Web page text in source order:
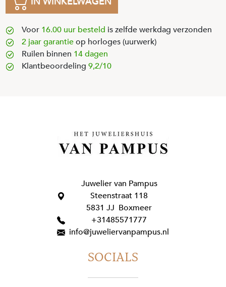
Voor 16.00 uur besteld is zelfde werkdag verzonden
2 jaar garantieop horloges (uurwerk)
Ruilen binnen 14 dagen
Klantbeoordeling 9,2/10
Juwelier van Pampus
Steenstraat 118
5831 JJ Boxmeer
+31485571777
info@juweliervanpampus.nl
SOCIALS